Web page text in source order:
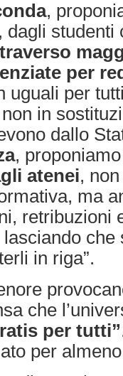
,
dagli studenti
per
uguali per
in
dallo
,
atenei,
ma
retribuzioni
che
in riga”.
che
per tutti”
per